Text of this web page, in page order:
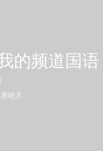
的频道国语
唐晓天